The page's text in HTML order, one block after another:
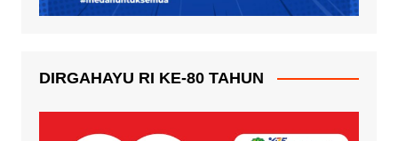
DIRGAHAYU RI KE-80 TAHUN